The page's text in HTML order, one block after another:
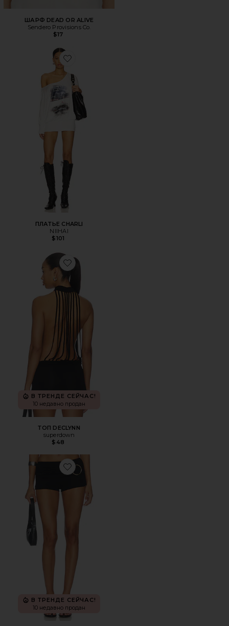
ШАРФ DEAD OR ALIVE
Sendero Provisions Co.
$17
Favorite ПЛАТЬЕ CHARLI
ПЛАТЬЕ CHARLI
NIIHAI
$101
Favorite ТОП DECLYNN
В ТРЕНДЕ СЕЙЧАС!
10 недавно продан
ТОП DECLYNN
superdown
$48
Favorite ШОРТЫ CARLISHA
В ТРЕНДЕ СЕЙЧАС!
10 недавно продан